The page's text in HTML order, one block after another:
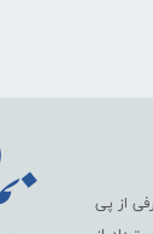
از پی